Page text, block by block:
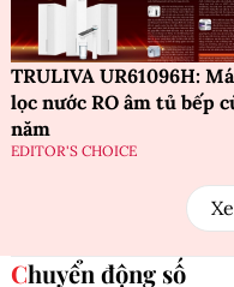
TRULIVA UR61096H:
lọc nước RO âm tủ bếp
năm
EDITOR'S CHOICE
Chuyển động số